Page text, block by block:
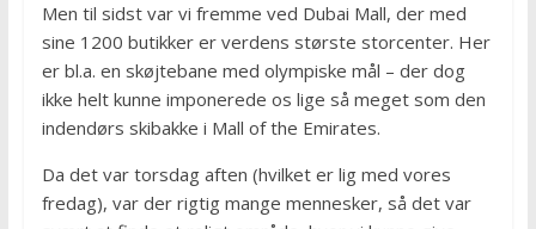
Men til sidst var vi fremme ved Dubai Mall, der med
sine 1200 butikker er verdens største storcenter. Her
er bl.a. en skøjtebane med olympiske mål – der dog
ikke helt kunne imponerede os lige så meget som den
indendørs skibakke i Mall of the Emirates.
Da det var torsdag aften (hvilket er lig med vores
fredag), var der rigtig mange mennesker, så det var